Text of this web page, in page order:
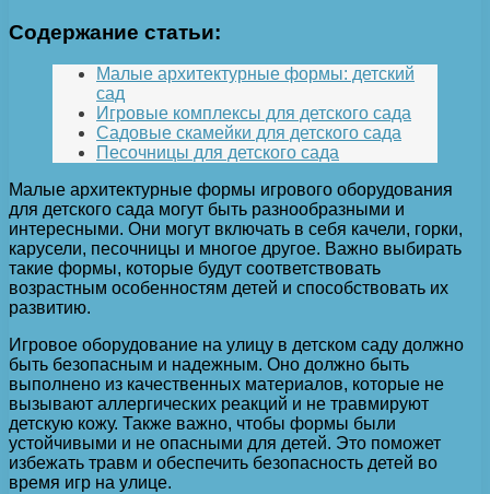
Содержание статьи:
Малые архитектурные формы: детский
сад
Игровые комплексы для детского сада
Садовые скамейки для детского сада
Песочницы для детского сада
Малые архитектурные формы игрового оборудования
для детского сада могут быть разнообразными и
интересными. Они могут включать в себя качели, горки,
карусели, песочницы и многое другое. Важно выбирать
такие формы, которые будут соответствовать
возрастным особенностям детей и способствовать их
развитию.
Игровое оборудование на улицу в детском саду должно
быть безопасным и надежным. Оно должно быть
выполнено из качественных материалов, которые не
вызывают аллергических реакций и не травмируют
детскую кожу. Также важно, чтобы формы были
устойчивыми и не опасными для детей. Это поможет
избежать травм и обеспечить безопасность детей во
время игр на улице.